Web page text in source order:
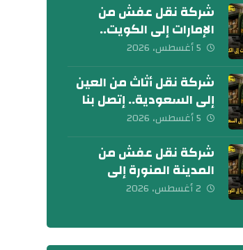
شركة نقل عفش من
الإمارات إلى الكويت..
تواصل معنا الآن
5 أغسطس، 2026
شركة نقل أثاث من العين
إلى السعودية.. إتصل بنا
اليوم
5 أغسطس، 2026
شركة نقل عفش من
المدينة المنورة إلى
الكويت 0539600777
2 أغسطس، 2026